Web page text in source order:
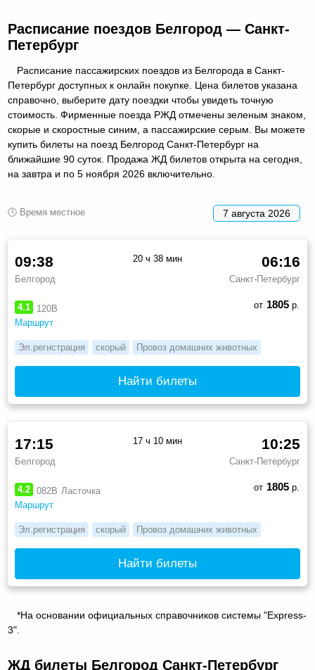
Расписание поездов Белгород — Санкт-
Петербург
Расписание пассажирских поездов из Белгорода в Санкт-
Петербург доступных к онлайн покупке. Цена билетов указана
справочно, выберите дату поездки чтобы увидеть точную
стоимость. Фирменные поезда РЖД отмечены зеленым знаком,
скорые и скоростные синим, а пассажирские серым. Вы можете
купить билеты на поезд Белгород Санкт-Петербург на
ближайшие 90 суток. Продажа ЖД билетов открыта на сегодня,
на завтра и по 5 ноября 2026 включительно.
🕓 Время местное 7 августа 2026
4.1
120В
Маршрут
09:38
Белгород
06:16
Санкт-Петербург
20 ч 38 мин
от 1805р.
Эл.регистрация скорый Провоз домашних животных
Найти билеты
4.2 082В Ласточка
Маршрут
17:15
Белгород
10:25
Санкт-Петербург
17 ч 10 мин
от 1805р.
Эл.регистрация скорый Провоз домашних животных
Найти билеты
*На основании официальных справочников системы "Express-
3".
ЖД билеты Белгород Санкт-Петербург